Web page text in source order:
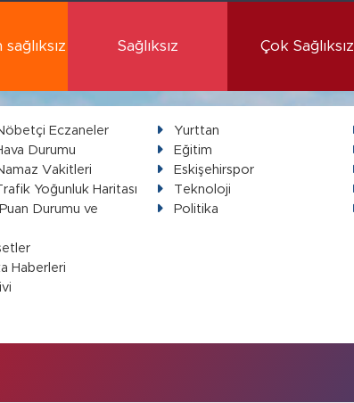
Sağlıksız Çok Sağlıksız
Eczaneler
Durumu
Vakitleri
Yoğunluk Haritası
Durumu ve
Haberleri
Yurttan
Eğitim
Eskişehirspor
Teknoloji
Politika